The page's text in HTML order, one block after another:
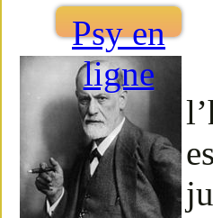
Psy en
ligne